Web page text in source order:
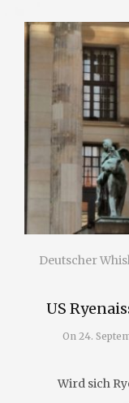
Deutscher
US
On 24.
Wird sich